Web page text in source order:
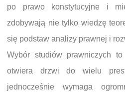
po prawo konstytucyjne i
zdobywają nie tylko wiedzę
się podstaw analizy prawnej i
Wybór studiów prawniczych
otwiera drzwi do wielu
jednocześnie wymaga